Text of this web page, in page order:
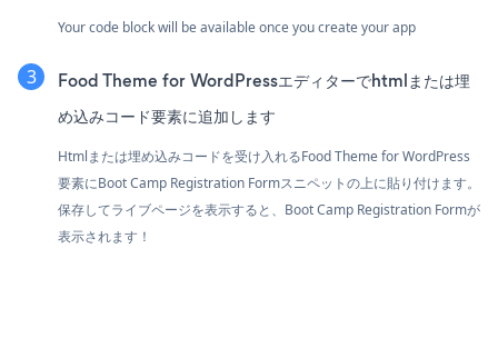
Your code block will be available once you create your app
Food Theme for WordPressエディターでhtmlまたは埋
め込みコード要素に追加します
Htmlまたは埋め込みコードを受け入れるFood Theme for WordPress
要素にBoot Camp Registration Formスニペットの上に貼り付けます。
保存してライブページを表示すると、Boot Camp Registration Formが
表示されます！